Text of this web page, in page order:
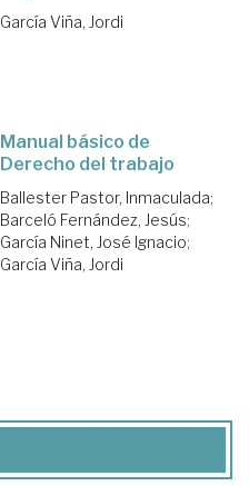
García Viña, Jordi
Manual básico de
Derecho del trabajo
Ballester Pastor, Inmaculada;
Barceló Fernández, Jesús;
García Ninet, José Ignacio;
García Viña, Jordi